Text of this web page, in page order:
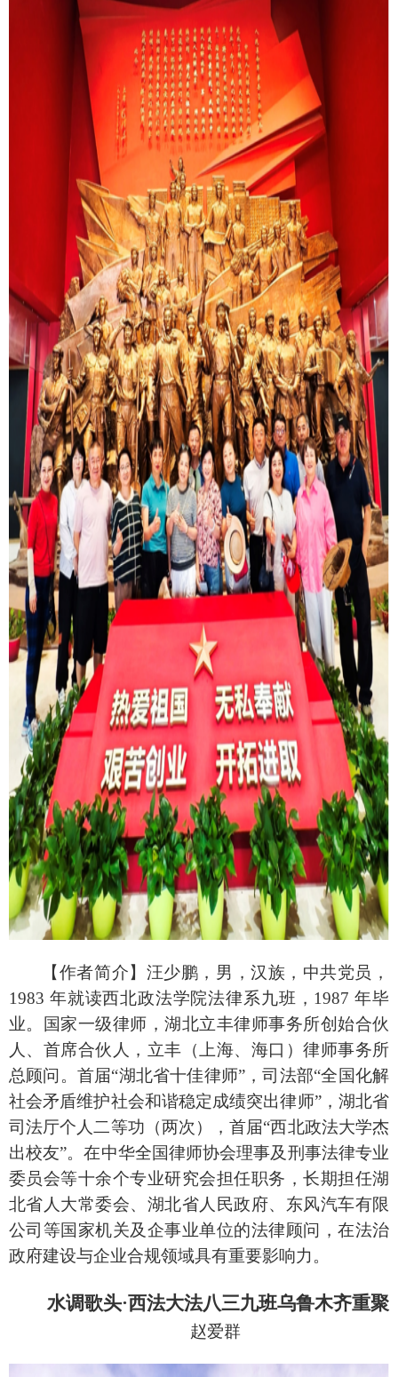
【作者简介】汪少鹏，男，汉族，中共党员，
1983 年就读西北政法学院法律系九班，1987 年毕
业。国家一级律师，湖北立丰律师事务所创始合伙
人、首席合伙人，立丰（上海、海口）律师事务所
总顾问。首届“湖北省十佳律师”，司法部“全国化解
社会矛盾维护社会和谐稳定成绩突出律师”，湖北省
司法厅个人二等功（两次），首届“西北政法大学杰
出校友”。在中华全国律师协会理事及刑事法律专业
委员会等十余个专业研究会担任职务，长期担任湖
北省人大常委会、湖北省人民政府、东风汽车有限
公司等国家机关及企事业单位的法律顾问，在法治
政府建设与企业合规领域具有重要影响力。
水调歌头·西法大法八三九班乌鲁木齐重聚
赵爱群